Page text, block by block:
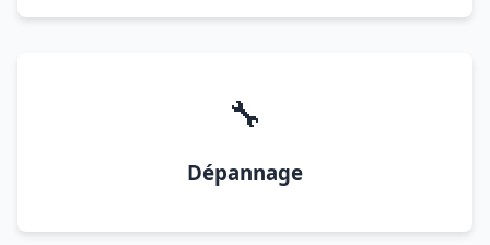
🔧
Dépannage